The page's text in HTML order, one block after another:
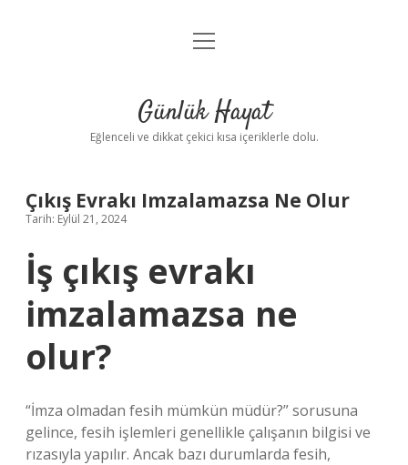
Anasayfa
Yasal Uyarı
menüyü
Günlük Hayat
Eğlenceli ve dikkat çekici kısa içeriklerle dolu.
Çıkış Evrakı Imzalamazsa Ne Olur
Tarih: Eylül 21, 2024
İş çıkış evrakı
imzalamazsa ne
olur?
“İmza olmadan fesih mümkün müdür?” sorusuna
gelince, fesih işlemleri genellikle çalışanın bilgisi ve
rızasıyla yapılır. Ancak bazı durumlarda fesih,